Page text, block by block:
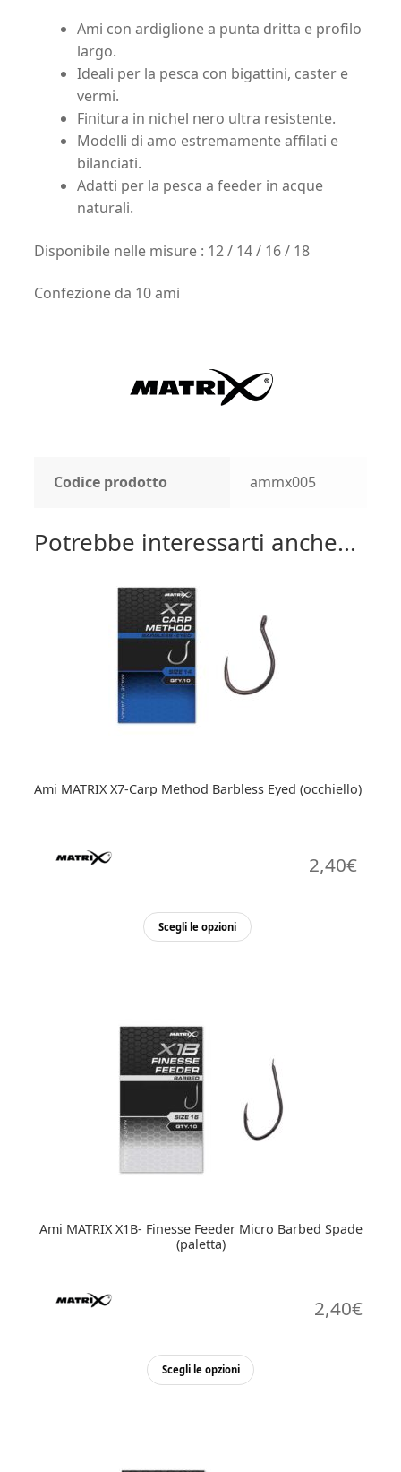
Ami con ardiglione a punta dritta e profilo
largo.
Ideali per la pesca con bigattini, caster e
vermi.
Finitura in nichel nero ultra resistente.
Modelli di amo estremamente affilati e
bilanciati.
Adatti per la pesca a feeder in acque
naturali.
Disponibile nelle misure : 12 / 14 / 16 / 18
Confezione da 10 ami
Codice prodotto ammx005
Potrebbe interessarti anche...
Ami MATRIX X7-Carp Method Barbless Eyed (occhiello)
2,40€
Scegli le opzioni
Questo
opzioni
possono
essere
scelte
nella
Ami MATRIX X1B- Finesse Feeder Micro Barbed Spade
(paletta)
2,40€
Scegli le opzioni
Questo